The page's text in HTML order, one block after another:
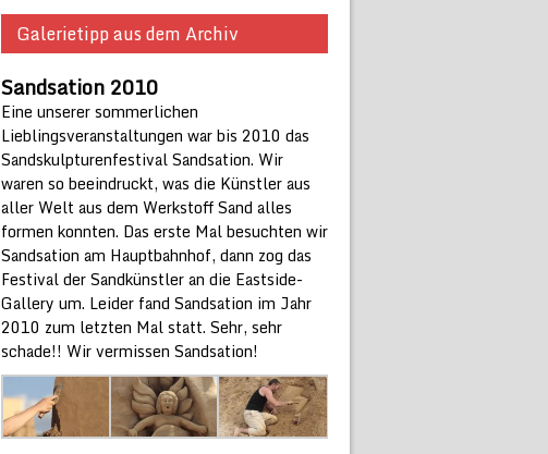
Galerietipp aus dem Archiv
Sandsation 2010
Eine unserer sommerlichen
Lieblingsveranstaltungen war bis 2010 das
Sandskulpturenfestival Sandsation. Wir
waren so beeindruckt, was die Künstler aus
aller Welt aus dem Werkstoff Sand alles
formen konnten. Das erste Mal besuchten wir
Sandsation am Hauptbahnhof, dann zog das
Festival der Sandkünstler an die Eastside-
Gallery um. Leider fand Sandsation im Jahr
2010 zum letzten Mal statt. Sehr, sehr
schade!! Wir vermissen Sandsation!